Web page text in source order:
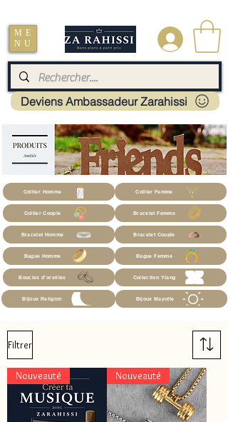
ME
NU
.
Deviens Ambassadeur Zarahissi
Collier Homme Collier Femme
Collier Couple Bracelet Femme
Bracelet Homme Bracelet Couple
Bague Homme Bague Femme
Boucles d'oreilles Collection Ylang
Bijoux Religion Bijoux Mayotte
Filtrer
Nouveauté Nouveauté